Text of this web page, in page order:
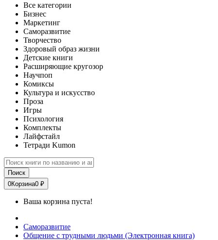
Все категории
Бизнес
Маркетинг
Саморазвитие
Творчество
Здоровый образ жизни
Детские книги
Расширяющие кругозор
Научпоп
Комиксы
Культура и искусство
Проза
Игры
Психология
Комплекты
Лайфстайл
Тетради Kumon
Поиск
0Корзина0 ₽
Ваша корзина пуста!
Саморазвитие
Общение с трудными людьми (Электронная книга)